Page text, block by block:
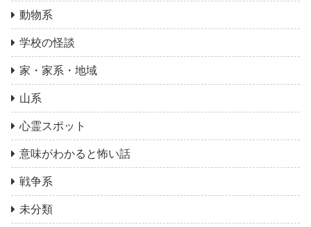
動物系
学校の怪談
家・家系・地域
山系
心霊スポット
意味がわかると怖い話
戦争系
未分類